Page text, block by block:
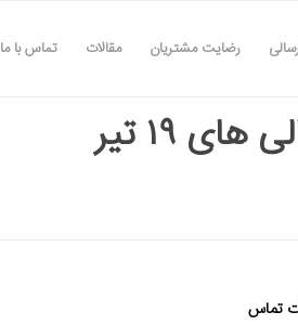
رضایت مشتریان مقالات تماس با ما
های ۱۹ تیر
تماس